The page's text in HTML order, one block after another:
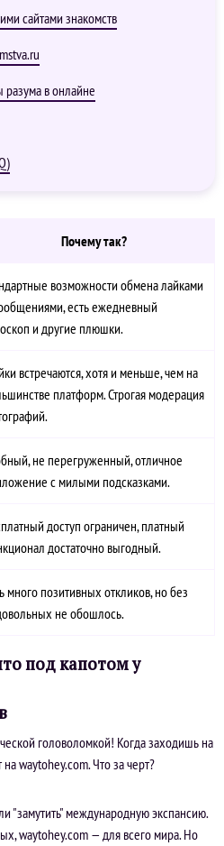
сайтами знакомств
разума в онлайне
Почему так?
возможности обмена лайками
есть ежедневный
и другие плюшки.
встречаются, хотя и меньше, чем на
платформ. Строгая модерация
не перегруженный, отличное
с милыми подсказками.
доступ ограничен, платный
достаточно выгодный.
много позитивных откликов, но без
не обошлось.
под капотом у
головоломкой! Когда заходишь на
waytohey.com. Что за черт?
"замутить" международную экспансию.
waytohey.com — для всего мира. Но